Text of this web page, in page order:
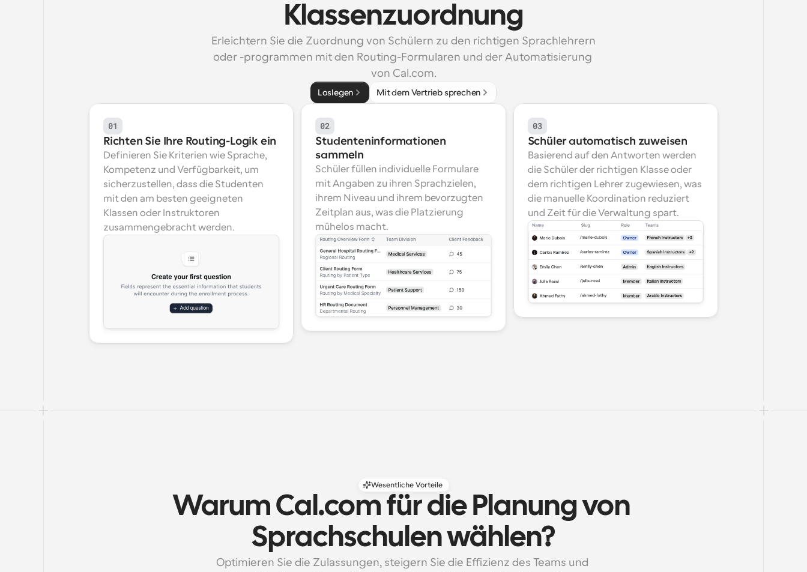
Klassenzuordnung
Erleichtern Sie die Zuordnung von Schülern zu den richtigen Sprachlehrern
oder -programmen mit den Routing-Formularen und der Automatisierung
von Cal.com.
Loslegen Mit dem Vertrieb sprechen
01
Richten Sie Ihre Routing-Logik ein
Definieren Sie Kriterien wie Sprache,
Kompetenz und Verfügbarkeit, um
sicherzustellen, dass die Studenten
mit den am besten geeigneten
Klassen oder Instruktoren
zusammengebracht werden.
02
Studenteninformationen
sammeln
Schüler füllen individuelle Formulare
mit Angaben zu ihren Sprachzielen,
ihrem Niveau und ihrem bevorzugten
Zeitplan aus, was die Platzierung
mühelos macht.
03
Schüler automatisch zuweisen
Basierend auf den Antworten werden
die Schüler der richtigen Klasse oder
dem richtigen Lehrer zugewiesen, was
die manuelle Koordination reduziert
und Zeit für die Verwaltung spart.
Wesentliche Vorteile
Warum Cal.com für die Planung von
Sprachschulen wählen?
Optimieren Sie die Zulassungen, steigern Sie die Effizienz des Teams und